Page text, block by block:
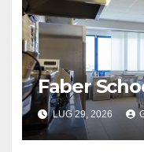
Faber
LUG 29, 2026